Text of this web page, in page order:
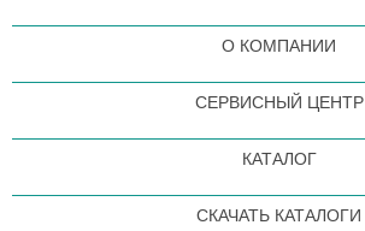
О КОМПАНИИ
СЕРВИСНЫЙ ЦЕНТР
КАТАЛОГ
СКАЧАТЬ КАТАЛОГИ